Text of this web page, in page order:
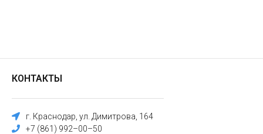
КОНТАКТЫ
г. Краснодар, ул. Димитрова, 164
+7 (861) 992–00–50